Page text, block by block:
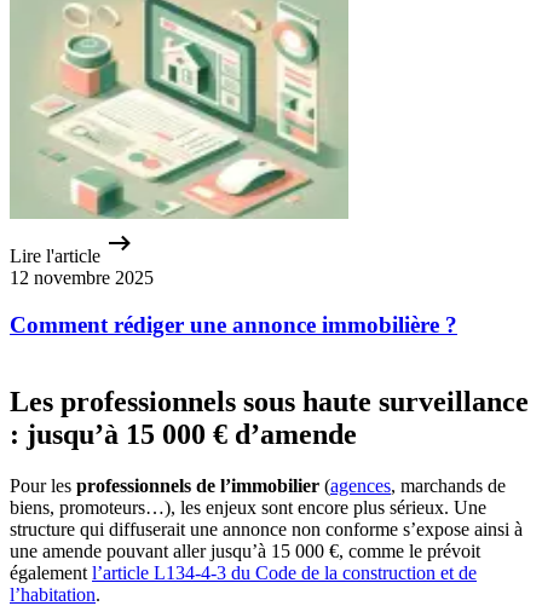
Lire l'article
12 novembre 2025
Comment rédiger une annonce immobilière ?
Les professionnels sous haute surveillance
: jusqu’à 15 000 € d’amende
Pour les professionnels de l’immobilier (agences, marchands de
biens, promoteurs…), les enjeux sont encore plus sérieux. Une
structure qui diffuserait une annonce non conforme s’expose ainsi à
une amende pouvant aller jusqu’à 15 000 €, comme le prévoit
également l’article L134-4-3 du Code de la construction et de
l’habitation.